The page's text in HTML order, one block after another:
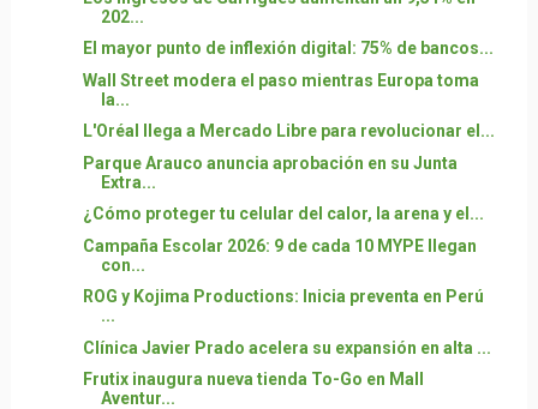
202...
El mayor punto de inflexión digital: 75% de bancos...
Wall Street modera el paso mientras Europa toma
la...
L'Oréal llega a Mercado Libre para revolucionar el...
Parque Arauco anuncia aprobación en su Junta
Extra...
¿Cómo proteger tu celular del calor, la arena y el...
Campaña Escolar 2026: 9 de cada 10 MYPE llegan
con...
ROG y Kojima Productions: Inicia preventa en Perú
...
Clínica Javier Prado acelera su expansión en alta ...
Frutix inaugura nueva tienda To-Go en Mall
Aventur...